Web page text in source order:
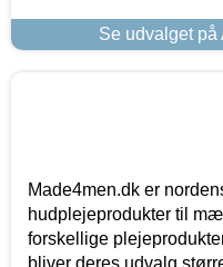
Se udvalget
Made4men.dk er
hudplejeprodukter til
forskellige
bliver deres udvalg